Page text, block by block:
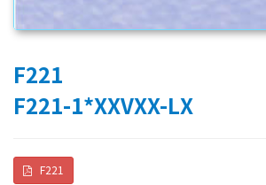
F221
F221-1*XXVXX-LX
F221